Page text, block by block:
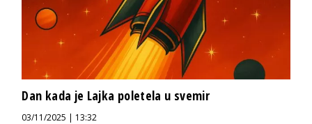
Dan kada je Lajka poletela u svemir
03/11/2025 | 13:32